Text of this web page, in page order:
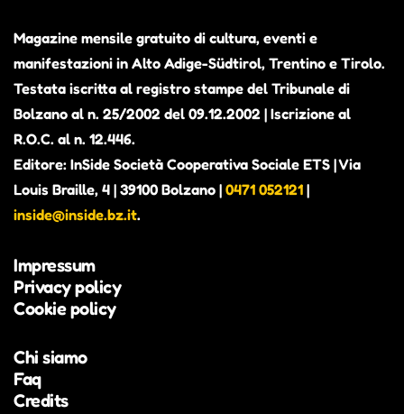
Magazine mensile gratuito di cultura, eventi e
manifestazioni in Alto Adige-Südtirol, Trentino e Tirolo.
Testata iscritta al registro stampe del Tribunale di
Bolzano al n. 25/2002 del 09.12.2002 | Iscrizione al
R.O.C. al n. 12.446.
Editore: InSide Società Cooperativa Sociale ETS | Via
Louis Braille, 4 | 39100 Bolzano | 0471 052121 |
inside@inside.bz.it.
Impressum
Privacy policy
Cookie policy
Chi siamo
Faq
Credits